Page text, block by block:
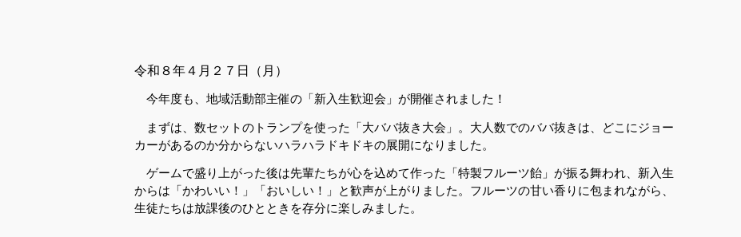
令和８年４月２７日（月）
今年度も、地域活動部主催の「新入生歓迎会」が開催されました！
まずは、数セットのトランプを使った「大ババ抜き大会」。大人数でのババ抜きは、どこにジョー
カーがあるのか分からないハラハラドキドキの展開になりました。
ゲームで盛り上がった後は先輩たちが心を込めて作った「特製フルーツ飴」が振る舞われ、新入生
からは「かわいい！」「おいしい！」と歓声が上がりました。 フルーツの甘い香りに包まれながら、
生徒たちは放課後のひとときを存分に楽しみました。